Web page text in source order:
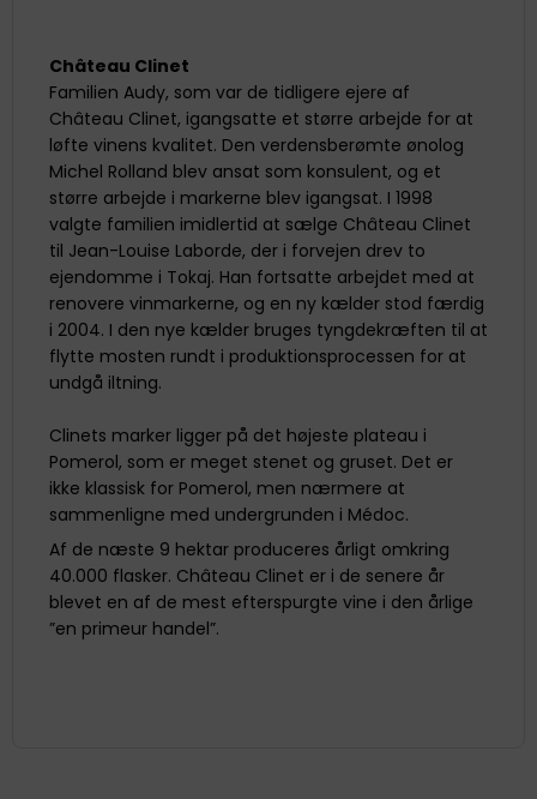
Château Clinet
Familien Audy, som var de tidligere ejere af
Château Clinet, igangsatte et større arbejde for at
løfte vinens kvalitet. Den verdensberømte ønolog
Michel Rolland blev ansat som konsulent, og et
større arbejde i markerne blev igangsat. I 1998
valgte familien imidlertid at sælge Château Clinet
til Jean-Louise Laborde, der i forvejen drev to
ejendomme i Tokaj. Han fortsatte arbejdet med at
renovere vinmarkerne, og en ny kælder stod færdig
i 2004. I den nye kælder bruges tyngdekræften til at
flytte mosten rundt i produktionsprocessen for at
undgå iltning.
Clinets marker ligger på det højeste plateau i
Pomerol, som er meget stenet og gruset. Det er
ikke klassisk for Pomerol, men nærmere at
sammenligne med undergrunden i Médoc.
Af de næste 9 hektar produceres årligt omkring
40.000 flasker. Château Clinet er i de senere år
blevet en af de mest efterspurgte vine i den årlige
”en primeur handel”.